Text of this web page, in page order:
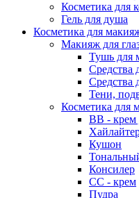
Косметика для
Гель для душа
Косметика для
Макияж для
Тушь для
Средства
Средства
Тени,
Косметика для
ВВ - крем
Кушон
Консилер
СС - крем
Пудра